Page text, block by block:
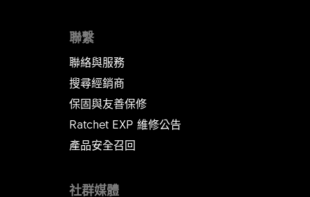
聯繫
聯絡與服務
搜尋經銷商
保固與友善保修
Ratchet EXP 維修公告​​​​​​​
產品安全召回
社群媒體